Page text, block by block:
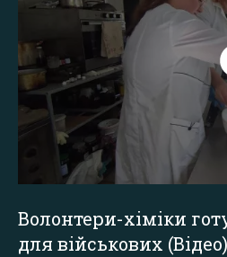
Волонтери-хіміки
для військових (Відео)